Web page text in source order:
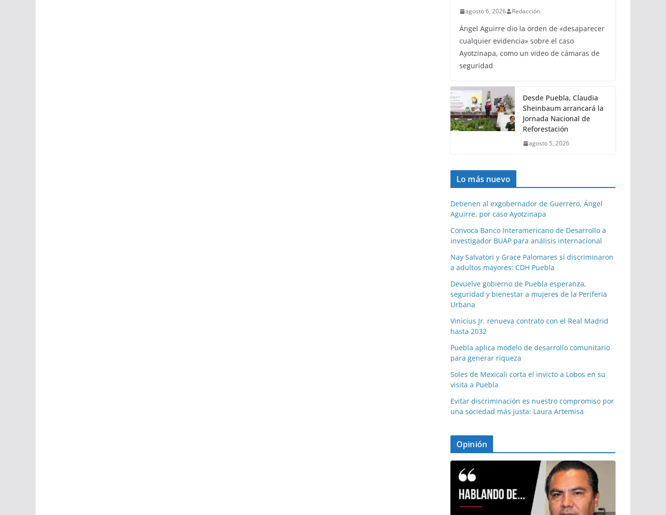
agosto 6, 2026 Redacción
Ángel Aguirre dio la orden de «desaparecer
cualquier evidencia» sobre el caso
Ayotzinapa, como un video de cámaras de
seguridad
Desde Puebla, Claudia
Sheinbaum arrancará la
Jornada Nacional de
Reforestación
agosto 5, 2026
Lo más nuevo
Detienen al exgobernador de Guerrero, Ángel
Aguirre, por caso Ayotzinapa
Convoca Banco Interamericano de Desarrollo a
investigador BUAP para análisis internacional
Nay Salvatori y Grace Palomares sí discriminaron
a adultos mayores: CDH Puebla
Devuelve gobierno de Puebla esperanza,
seguridad y bienestar a mujeres de la Periferia
Urbana
Vinicius Jr. renueva contrato con el Real Madrid
hasta 2032
Puebla aplica modelo de desarrollo comunitario
para generar riqueza
Soles de Mexicali corta el invicto a Lobos en su
visita a Puebla
Evitar discriminación es nuestro compromiso por
una sociedad más justa: Laura Artemisa
Opinión